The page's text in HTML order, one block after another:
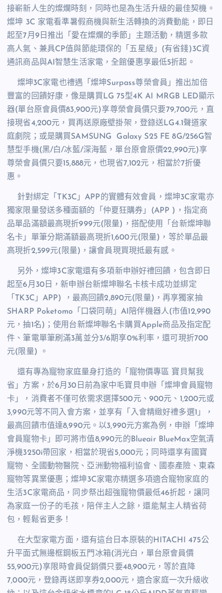
接嶄新人生的燦爛時刻，同時也是為生活升級的最佳契機。
燦坤 3C 家電看準暑假商機與新生活轉換的消費動能， 即日
起至7月 9 日推出「愛在燦爛的季節」主題活動，精選多款
高人氣、兼具CP值與節能環保的「五星級」 (有省錢)3C資
通訊商品與AI智慧生活家電，全館優惠享最低5折起。
燦坤3C家電也禮遇「燦坤Surpass尊榮會員」推出加倍
豐富的回饋好康，像是購買 LG 75型4K AI MRGB LED顯示
器(單台原會員價83,900元)享尊榮會員價只要79,700元，直
接現省4,200元，買再送原廠壁掛架，登錄送 LG4.1聲道家
庭劇院；或是購買SAMSUNG Galaxy S25 FE 8G/256G智
慧型手機(黑/白/冰藍/深海藍，單台原會原價22,990元)享
尊榮會員價只要15,888元，也現省7,102元，相當於7折優
惠。
針對綁定「 TK3C 」APP 的實體有效會員，燦坤3C家電亦
獨家限量發送多種面額的「仲夏狂購券」 (APP ) ，指定商
品單品滿額最高現折999元( 限量) ，搭配使用「台新燦坤聯
名卡」單筆分期滿額最高現折1,600元( 限量) ，等於單品最
高現折2,599元( 限量) ，讓會員現買現抵最有感。
另外，燦坤3C家電還有多項新申辦好禮回饋，包含即日
起至6月 30日，新申辦台新燦坤聯名卡核卡成功並綁定
「
TK3C 」 APP) ，最高回饋2,890元( 限量) ，再享獨家抽
SHARP Poketomo 「口袋同萌」 AI 陪伴機器人(市值12,990
元，抽 1名) ；使用台新燦坤聯名卡購買Apple商品及指定配
件、筆電單筆刷滿3萬並分3/6期享0%利率，還可現折700
元( 限量) 。
還有專為寵物家庭量身打造的「寵物價專區 寶貝幫我
省」方案，於6月 30 日前為家中毛寶貝申辦「燦坤會員寵物
卡」， 消費者不僅可依需求選擇500元、 900元、 1,200元或
3,990元等不同入會方案，並享有「入會精緻好禮多選1 」，
最高回饋市值達8,990元。以3,990元方案為例，申辦「燦坤
會員寵物卡」即可將市值8,990元的 Blueair BlueMax空氣清
淨機3250i帶回家，相當於現省5,000元；同時還享有國寶
寵物、全國動物醫院、亞洲動物福利協會、國泰產險、東森
寵物等異業優惠；燦坤3C家電亦精選多項適合寵物家庭的
生活3C家電商品，同步祭出超強寵物價最低46折起，讓同
為家庭一份子的毛孩，陪伴主人之餘，還能幫主人精省荷
包，輕鬆省更多！
在大型家電方面，還有這台日本原裝的 HITACHI 475公
升平面式無邊框鋼板五門冰箱(消光白，單台原會員價
55,900元)享限時會員促銷價只要48,900元，等於直降
7,000元，登錄再送即享券2,000元，適合家庭一次升級收